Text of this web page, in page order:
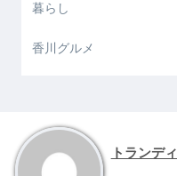
暮らし
香川グルメ
トランディ